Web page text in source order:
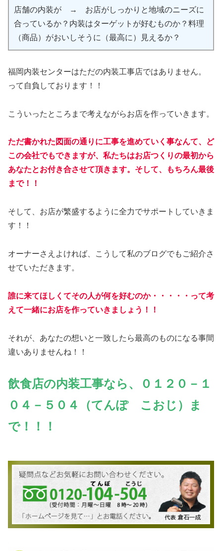
店舗の内装が → お店がしっかりと地域のニーズに
合っているか？内装はターゲットが好むものか？料理
（商品）がおいしそうに（最高に）見えるか？
福岡内装センターはただの内装工事店ではありません。
って自負しております！！
こういったところまで考えながらお店を作っていきます。
ただ書かれた図面の通りに工事を進めていく事なんて、ど
この会社でもできますが、私たちはお店つくりの最初から
あなたとお付き合させて頂きます。そして、もちろん最後
まで！！
そして、お店が繁盛するように全力でサポートしていきま
す！！
オーナーさえよければ、こうして私のブログでもご紹介さ
せていただきます。
誰に来てほしくてその人が何を好むのか・・・・・って考
えて一緒にお店を作っていきましょう！！
それが、あなたの想いと一致したら最高のものになる事間
違いありませんね！！
飲食店の内装工事なら、０１２０－１
０４－５０４（てんぽ こおじ）ま
で！！！